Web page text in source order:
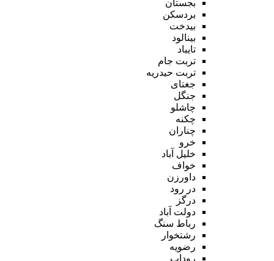
بجستان
بردسکن
بیدخت
بینالود
تایباد
تربت جام
تربت حیدریه
جغتای
جنگل
چاشلو
چکنه
چناران
خرو
خلیل آباد
خواف
داورزن
در رود
درگز
دولت آباد
رباط سنگ
رشتخوار
رضویه
روداب